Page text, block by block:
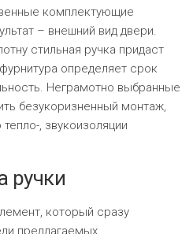
комплектующие
– внешний вид двери.
стильная ручка придаст
определяет срок
Неграмотно выбранные
безукоризненный монтаж,
, звукоизоляции
ручки
который сразу
предлагаемых